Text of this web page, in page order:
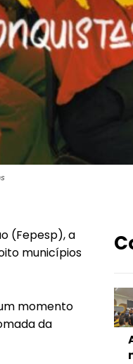
(Fepesp), a
municípios
momento
da